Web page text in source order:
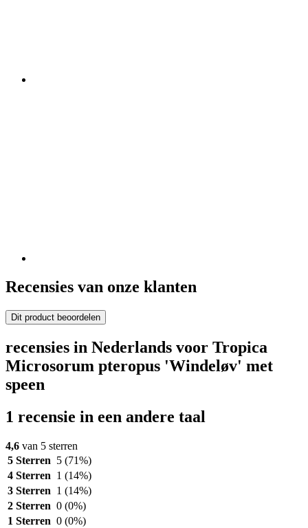
Recensies van onze klanten
Dit product beoordelen
recensies in Nederlands voor Tropica
Microsorum pteropus 'Windeløv' met
speen
1 recensie in een andere taal
4,6 van 5 sterren
5 Sterren 5 (71%)
4 Sterren 1 (14%)
3 Sterren 1 (14%)
2 Sterren 0 (0%)
1 Sterren 0 (0%)